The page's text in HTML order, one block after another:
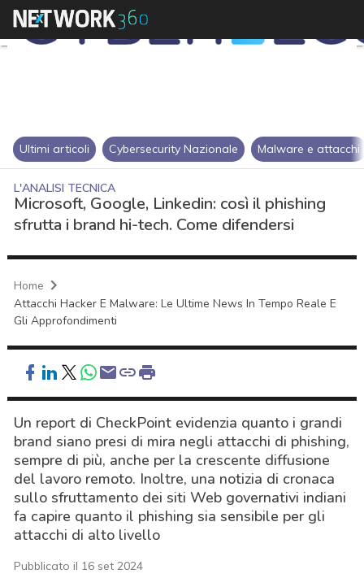
Ultimi articoli Cybersecurity Nazionale Malware e attacchi
L'ANALISI TECNICA
Microsoft, Google, Linkedin: così il phishing
sfrutta i brand hi-tech. Come difendersi
Home
Attacchi Hacker E Malware: Le Ultime News In Tempo Reale E
Gli Approfondimenti
Un report di CheckPoint evidenzia quanto i grandi
brand siano presi di mira negli attacchi di phishing,
sempre di più, anche per la crescente diffusione
del lavoro remoto. Inoltre, una notizia di cronaca
sullo sfruttamento dei siti Web governativi indiani
fa capire quanto il phishing sia sensibile per gli
attacchi di alto livello
Pubblicato il 16 set 2024